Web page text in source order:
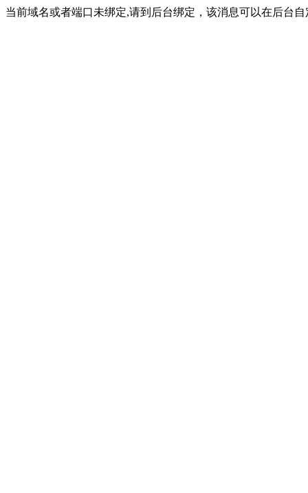
当前域名或者端口未绑定,请到后台绑定，该消息可以在后台自